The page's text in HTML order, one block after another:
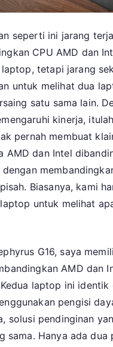
seperti ini jarang
CPU AMD dan
tetapi jarang
untuk melihat dua
satu sama lain.
kinerja,
pernah membuat
AMD dan Intel
dengan
Biasanya, kami
untuk melihat
G16, saya
AMD dan
laptop ini identik
pengisi
solusi pendinginan
sama. Hanya ada dua